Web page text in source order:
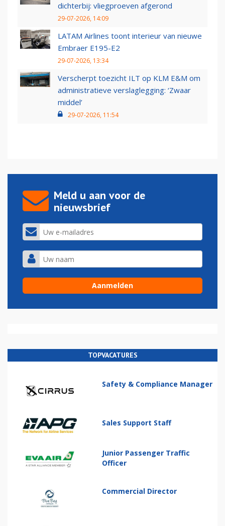
dichterbij: vliegproeven afgerond
29-07-2026, 14:09
LATAM Airlines toont interieur van nieuwe
Embraer E195-E2
29-07-2026, 13:34
Verscherpt toezicht ILT op KLM E&M om
administratieve verslaglegging: ‘Zwaar
middel’
29-07-2026, 11:54
Meld u aan voor de
nieuwsbrief
TOPVACATURES
Safety & Compliance Manager
Sales Support Staff
Junior Passenger Traffic
Officer
Commercial Director